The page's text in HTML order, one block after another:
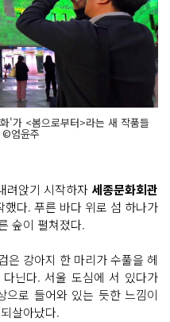
'가 <봄으로부터>라는 새 작품들
©엄윤주
려앉기 시작하자 세종문화회관
했다. 푸른 바다 위로 섬 하나가
숲이 펼쳐졌다.
은 강아지 한 마리가 수풀을 헤
닌다. 서울 도심에 서 있다가
으로 들어와 있는 듯한 느낌이
살아났다.